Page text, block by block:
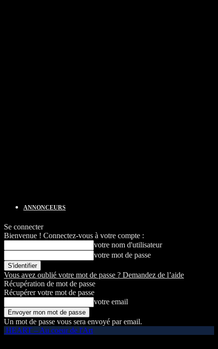
ANNONCEURS
Se connecter
Bienvenue ! Connectez-vous à votre compte :
votre nom d'utilisateur
votre mot de passe
Vous avez oublié votre mot de passe ? Demandez de l’aide
Récupération de mot de passe
Récupérer votre mot de passe
votre email
Un mot de passe vous sera envoyé par email.
HEART – Au coeur de l'Art